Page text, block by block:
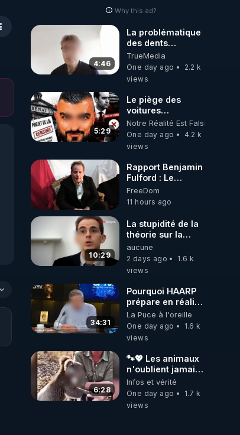
Why this ad?
4:46
La problématique
des dents
dévitalisées et
des implants
TrueMedia
One day ago
2.2 k
views
5:29
Le piège des
voitures
électriques se
referme sur les
usagers !
Notre Réalité Est Falsifiée Et
One day ago
4.2 k
views
Rapport Benjamin
Fulford : Le
leadership
occidental
dysfonctionnel
s’enfonce dans
une spirale
que l’Arabie
saoudite
s’effondre – 3
https://
fulford-report-
dysfunctional-
western-
leadership-in-
saudi-arabia-
falls-august-3-
2026/
FreeDom
11 hours ago
10:29
La stupidité de la
théorie sur la
responsabilité de
l’homme
concernant le
carbone.
aucune
2 days ago
1.6 k
views
34:31
Pourquoi HAARP
prépare en réalité
un CHAOS
climatique, on
répond
La Puce à l'oreille
One day ago
1.6 k
views
6:28
🐾💖 Les animaux
n'oublient jamais
ceux qu'ils
aiment… 🥹❤️
Infos et vérité
One day ago
1.7 k
views